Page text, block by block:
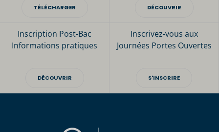
TÉLÉCHARGER DÉCOUVRIR
Inscription Post-Bac
Informations pratiques
DÉCOUVRIR
Inscrivez-vous aux
Journées Portes Ouvertes
S'INSCRIRE